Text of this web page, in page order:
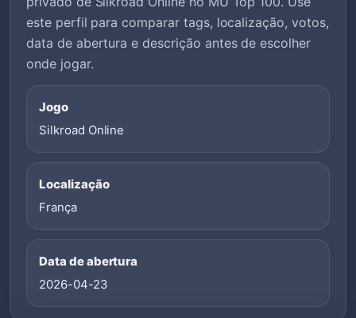
este perfil para comparar tags, localização, votos,
data de abertura e descrição antes de escolher
onde jogar.
Jogo
Silkroad Online
Localização
França
Data de abertura
2026-04-23